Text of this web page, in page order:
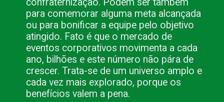
confraternização. Podem ser também
para comemorar alguma meta alcançada
ou para bonificar a equipe pelo objetivo
atingido. Fato é que o mercado de
eventos corporativos movimenta a cada
ano, bilhões e este número não pára de
crescer. Trata-se de um universo amplo e
cada vez mais explorado, porque os
benefícios valem a pena.